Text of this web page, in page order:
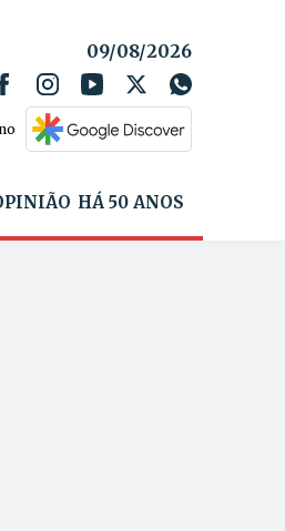
09/08/2026
HÁ 50 ANOS